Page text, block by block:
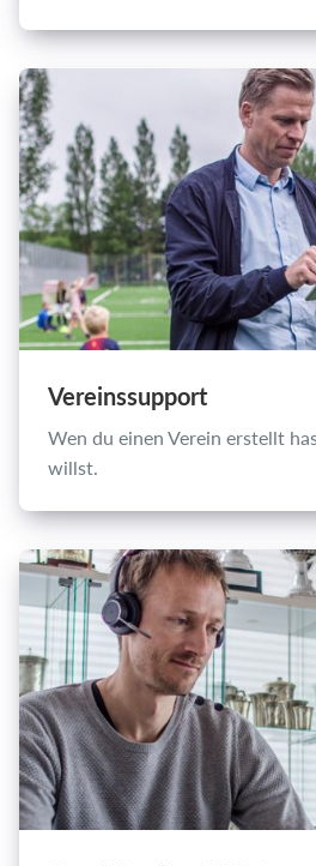
Vereinssupport
Wen du einen Verein erstellt
willst.